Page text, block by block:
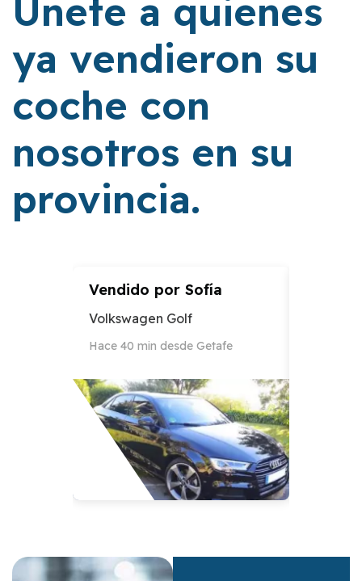
Únete a quienes
ya vendieron su
coche con
nosotros en su
provincia.
Vendido por Sofía
Volkswagen Golf
Hace 40 min desde Getafe